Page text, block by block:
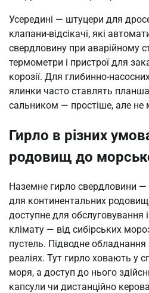
Усередині — штуцери для
клапани-відсікачі, які
свердловину при аварійному
термометри і пристрої для
корозії. Для глибинно-
ялинки часто ставлять
сальником — простіше, але не
Гирло в різних
родовищ до
Наземне гирло свердловини —
для континентальних
доступне для обслуговування
клімату — від сибірських
пустель. Підводне
реаліях. Тут гирло ховають у
моря, а доступ до нього
капсули чи дистанційно